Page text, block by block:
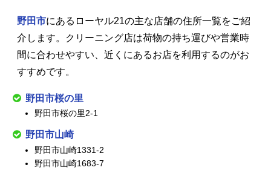
野田市にあるローヤル21の主な店舗の住所一覧をご紹
介します。クリーニング店は荷物の持ち運びや営業時
間に合わせやすい、近くにあるお店を利用するのがお
すすめです。
野田市桜の里
野田市桜の里2-1
野田市山崎
野田市山崎1331-2
野田市山崎1683-7